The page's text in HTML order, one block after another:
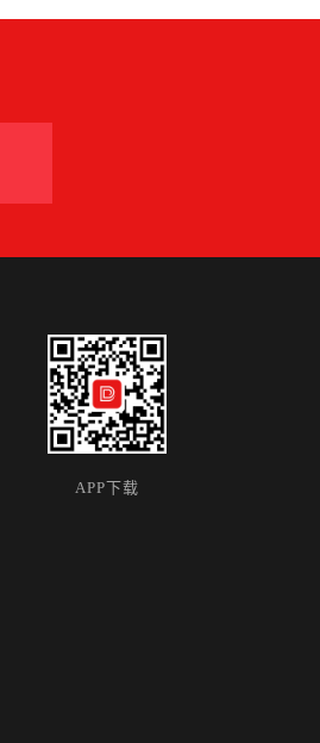
APP下载